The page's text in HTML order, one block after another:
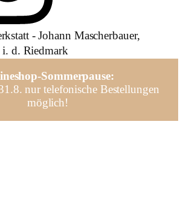
- Johann Mascherbauer,
i. d. Riedmark
Sommerpause:
nur telefonische Bestellungen
möglich!